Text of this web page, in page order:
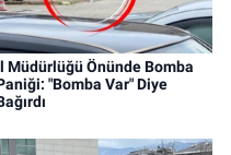
Müdürlüğü Önünde Bomba
"Bomba Var" Diye